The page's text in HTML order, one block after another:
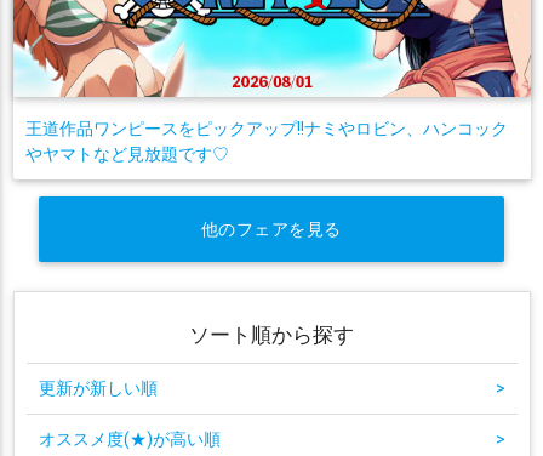
王道作品ワンピースをピックアップ!!ナミやロビン、ハンコック
やヤマトなど見放題です♡
他のフェアを見る
ソート順から探す
更新が新しい順 >
オススメ度(★)が高い順 >